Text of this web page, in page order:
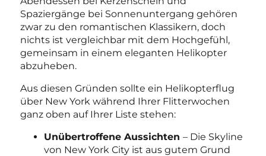
Spaziergänge bei Sonnenuntergang gehören
zwar zu den romantischen Klassikern, doch
nichts ist vergleichbar mit dem Hochgefühl,
gemeinsam in einem eleganten Helikopter
abzuheben.
Aus diesen Gründen sollte ein Helikopterflug
über New York während Ihrer Flitterwochen
ganz oben auf Ihrer Liste stehen:
Unübertroffene Aussichten – Die Skyline
von New York City ist aus gutem Grund